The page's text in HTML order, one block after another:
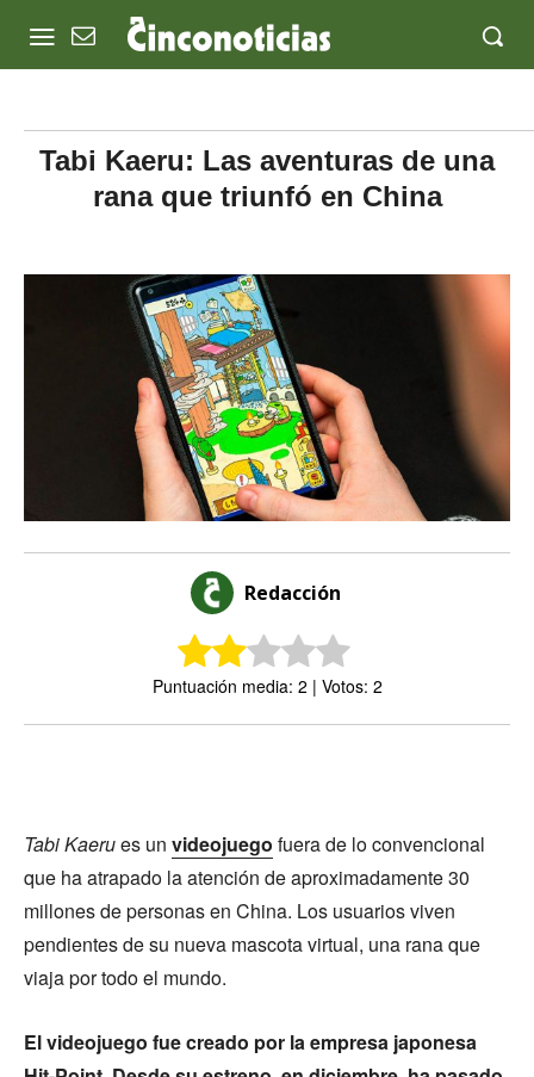
Tabi Kaeru: Las aventuras de una
rana que triunfó en China
Redacción
Puntuación media: 2 | Votos: 2
Tabi Kaerues un videojuego fuera de lo convencional
que ha atrapado la atención de aproximadamente 30
millones de personas en China. Los usuarios viven
pendientes de su nueva mascota virtual, una rana que
viaja por todo el mundo.
El videojuego fue creado por la empresa japonesa